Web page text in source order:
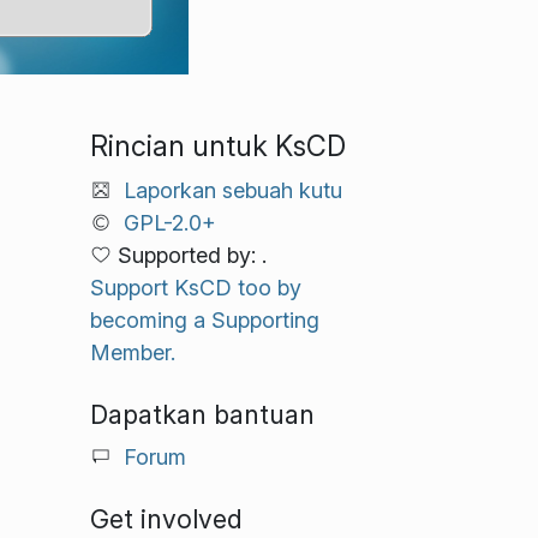
Rincian untuk KsCD
Laporkan sebuah kutu
GPL-2.0+
Supported by: .
Support KsCD too by
becoming a Supporting
Member.
Dapatkan bantuan
Forum
Get involved